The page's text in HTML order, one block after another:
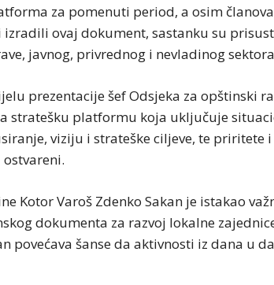
za pomenuti period, a osim
izradili ovaj dokument, sastanku su
javnog, privrednog i nevladinog
prezentacije šef Odsjeka za opštinski
stratešku platformu koja uključuje
viziju i strateške ciljeve, te priritete
Kotor Varoš Zdenko Sakan je istakao
dokumenta za razvoj lokalne
povećava šanse da aktivnosti iz dana u